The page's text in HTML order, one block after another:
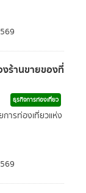
ร้านขายของที่
ธุรกิจการท่องเที่ยว
การท่องเที่ยวแห่ง